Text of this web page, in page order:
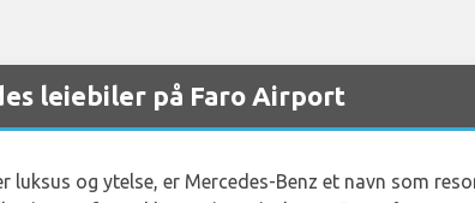
leiebiler på Faro Airport
luksus og ytelse, er Mercedes-Benz et navn som